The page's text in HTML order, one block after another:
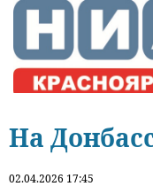
На
02.04.2026 17:45